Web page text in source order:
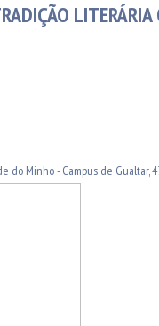
do Minho - Campus de Gualtar,